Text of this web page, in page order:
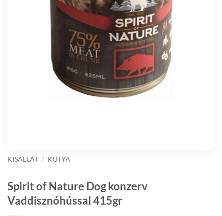
KISÁLLAT / KUTYA
Spirit of Nature Dog konzerv
Vaddisznóhússal 415gr